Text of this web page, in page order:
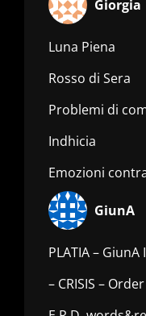
Giorgia
Luna Piena
Rosso di Sera
Problemi di
Indhicia
Emozioni
GiunA
PLATIA – GiunA
– CRISIS –